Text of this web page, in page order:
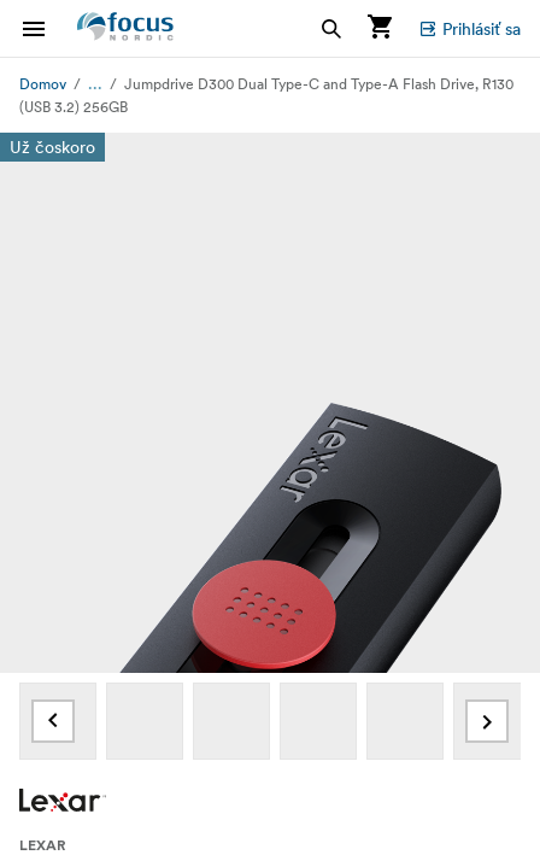
Prihlásiť sa
Domov ...
Jumpdrive D300 Dual Type-C and Type-A Flash Drive, R130
(USB 3.2) 256GB
Už čoskoro
LEXAR